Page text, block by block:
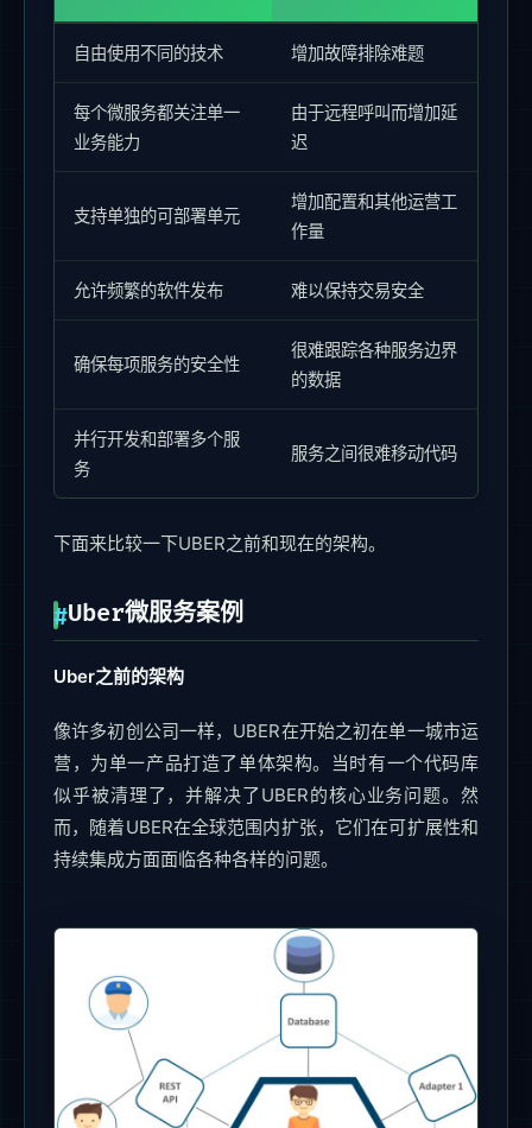
自由使用不同的技术 增加故障排除难题
每个微服务都关注单一
业务能力
由于远程呼叫而增加延
迟
支持单独的可部署单元
增加配置和其他运营工
作量
允许频繁的软件发布 难以保持交易安全
确保每项服务的安全性
很难跟踪各种服务边界
的数据
并行开发和部署多个服
务
服务之间很难移动代码
下面来比较一下UBER之前和现在的架构。
Uber微服务案例
Uber之前的架构
像许多初创公司一样，UBER在开始之初在单一城市运
营，为单一产品打造了单体架构。当时有一个代码库
似乎被清理了，并解决了UBER的核心业务问题。然
而，随着UBER在全球范围内扩张，它们在可扩展性和
持续集成方面面临各种各样的问题。